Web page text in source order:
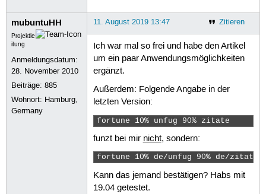
mubuntuHH
Projektle
itung
Anmeldungsdatum:
28. November 2010
Beiträge:885
Wohnort: Hamburg,
Germany
Zitieren
11. August 2019 13:47
Ich war mal so frei und habe den Artikel
um ein paar Anwendungsmöglichkeiten
ergänzt.
Außerdem: Folgende Angabe in der
letzten Version:
fortune 10% unfug 90% zitate
funzt bei mir nicht, sondern:
fortune 10% de/unfug 90% de/zitate
Kann das jemand bestätigen? Habs mit
19.04 getestet.